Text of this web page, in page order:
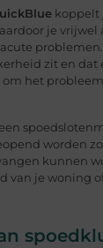
koppelt
je
zit en dat
om het
worden
kunnen
van je woning